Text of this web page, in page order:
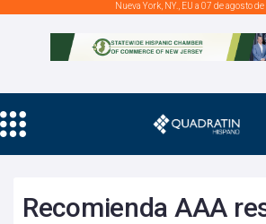
Nueva York, NY., EU a 07 de agosto
Recomienda AAA